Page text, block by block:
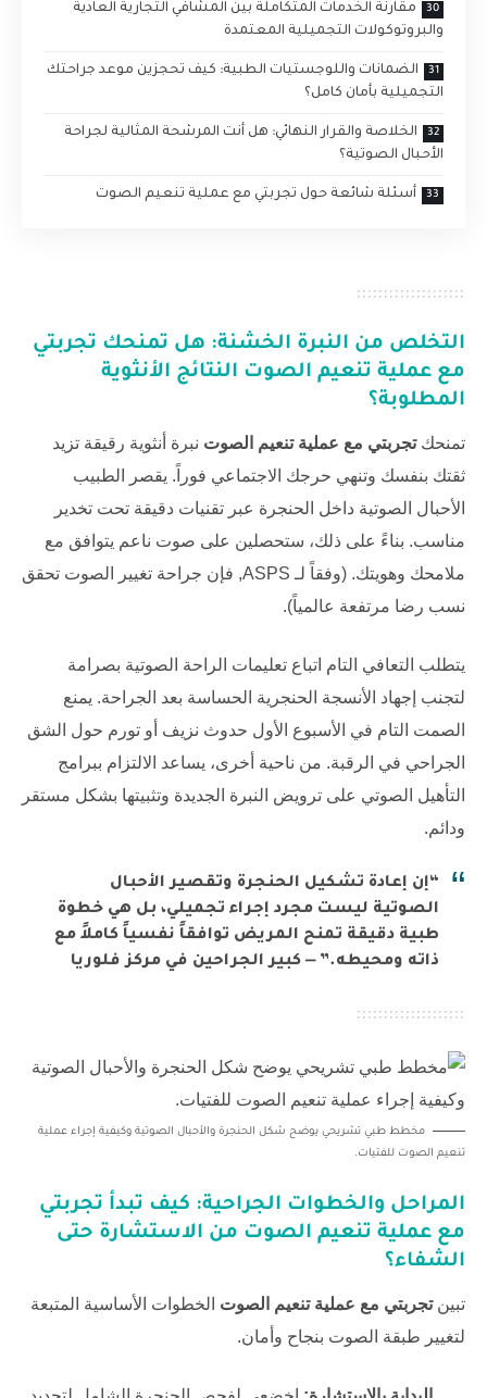
مقارنة الخدمات المتكاملة بين المشافي التجارية العادية
والبروتوكولات التجميلية المعتمدة
الضمانات واللوجستيات الطبية: كيف تحجزين موعد جراحتك
التجميلية بأمان كامل؟
الخلاصة والقرار النهائي: هل أنت المرشحة المثالية لجراحة
الأحبال الصوتية؟
أسئلة شائعة حول تجربتي مع عملية تنعيم الصوت
التخلص من النبرة الخشنة: هل تمنحك تجربتي
مع عملية تنعيم الصوت النتائج الأنثوية
المطلوبة؟
تمنحكتجربتي مع عملية تنعيم الصوت نبرة أنثوية رقيقة تزيد
ثقتك بنفسك وتنهي حرجك الاجتماعي فوراً. يقصر الطبيب
الأحبال الصوتية داخل الحنجرة عبر تقنيات دقيقة تحت تخدير
مناسب. بناءً على ذلك، ستحصلين على صوت ناعم يتوافق مع
ملامحك وهويتك. (وفقاً لـ ASPS, فإن جراحة تغيير الصوت تحقق
نسب رضا مرتفعة عالمياً).
يتطلب التعافي التام اتباع تعليمات الراحة الصوتية بصرامة
لتجنب إجهاد الأنسجة الحنجرية الحساسة بعد الجراحة. يمنع
الصمت التام في الأسبوع الأول حدوث نزيف أو تورم حول الشق
الجراحي في الرقبة. من ناحية أخرى، يساعد الالتزام ببرامج
التأهيل الصوتي على ترويض النبرة الجديدة وتثبيتها بشكل مستقر
ودائم.
“إن إعادة تشكيل الحنجرة وتقصير الأحبال
الصوتية ليست مجرد إجراء تجميلي، بل هي خطوة
طبية دقيقة تمنح المريض توافقاً نفسياً كاملاً مع
ذاته ومحيطه.” — كبير الجراحين في مركز فلوريا
مخطط طبي تشريحي يوضح شكل الحنجرة والأحبال الصوتية وكيفية إجراء عملية
تنعيم الصوت للفتيات.
المراحل والخطوات الجراحية: كيف تبدأ تجربتي
مع عملية تنعيم الصوت من الاستشارة حتى
الشفاء؟
تبينتجربتي مع عملية تنعيم الصوت الخطوات الأساسية المتبعة
لتغيير طبقة الصوت بنجاح وأمان.